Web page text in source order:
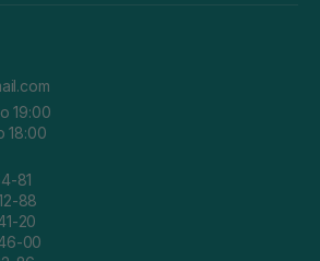
19:00
18:00
81
88
20
00